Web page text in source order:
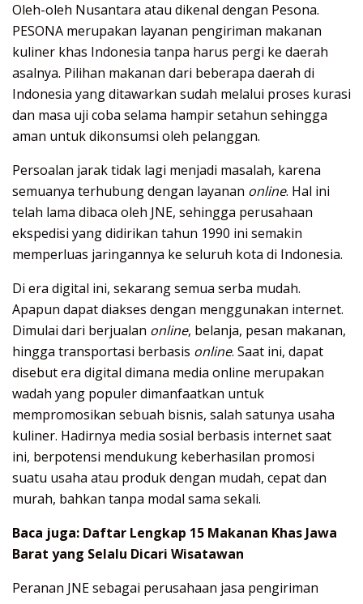
Oleh-oleh Nusantara atau dikenal dengan Pesona.
PESONA merupakan layanan pengiriman makanan
kuliner khas Indonesia tanpa harus pergi ke daerah
asalnya. Pilihan makanan dari beberapa daerah di
Indonesia yang ditawarkan sudah melalui proses kurasi
dan masa uji coba selama hampir setahun sehingga
aman untuk dikonsumsi oleh pelanggan.
Persoalan jarak tidak lagi menjadi masalah, karena
semuanya terhubung dengan layanan online. Hal ini
telah lama dibaca oleh JNE, sehingga perusahaan
ekspedisi yang didirikan tahun 1990 ini semakin
memperluas jaringannya ke seluruh kota di Indonesia.
Di era digital ini, sekarang semua serba mudah.
Apapun dapat diakses dengan menggunakan internet.
Dimulai dari berjualan online, belanja, pesan makanan,
hingga transportasi berbasis online. Saat ini, dapat
disebut era digital dimana media online merupakan
wadah yang populer dimanfaatkan untuk
mempromosikan sebuah bisnis, salah satunya usaha
kuliner. Hadirnya media sosial berbasis internet saat
ini, berpotensi mendukung keberhasilan promosi
suatu usaha atau produk dengan mudah, cepat dan
murah, bahkan tanpa modal sama sekali.
Baca juga: Daftar Lengkap 15 Makanan Khas Jawa
Barat yang Selalu Dicari Wisatawan
Peranan JNE sebagai perusahaan jasa pengiriman